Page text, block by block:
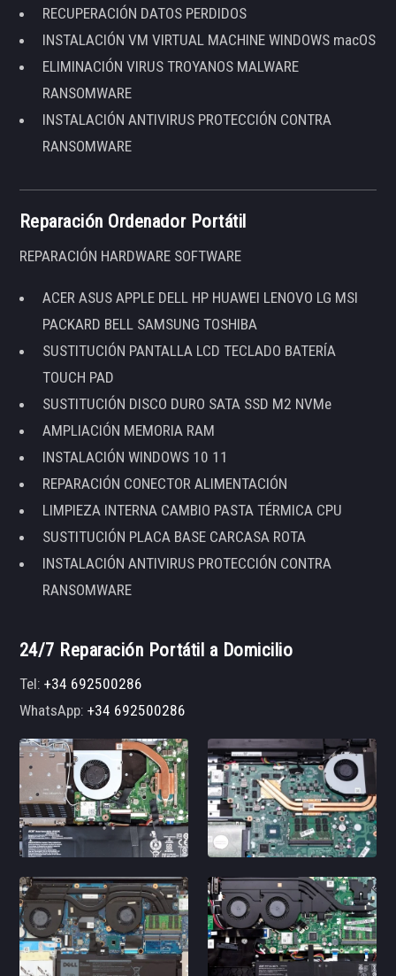
RECUPERACIÓN DATOS PERDIDOS
INSTALACIÓN VM VIRTUAL MACHINE WINDOWS macOS
ELIMINACIÓN VIRUS TROYANOS MALWARE
RANSOMWARE
INSTALACIÓN ANTIVIRUS PROTECCIÓN CONTRA
RANSOMWARE
Reparación Ordenador Portátil
REPARACIÓN HARDWARE SOFTWARE
ACER ASUS APPLE DELL HP HUAWEI LENOVO LG MSI
PACKARD BELL SAMSUNG TOSHIBA
SUSTITUCIÓN PANTALLA LCD TECLADO BATERÍA
TOUCH PAD
SUSTITUCIÓN DISCO DURO SATA SSD M2 NVMe
AMPLIACIÓN MEMORIA RAM
INSTALACIÓN WINDOWS 10 11
REPARACIÓN CONECTOR ALIMENTACIÓN
LIMPIEZA INTERNA CAMBIO PASTA TÉRMICA CPU
SUSTITUCIÓN PLACA BASE CARCASA ROTA
INSTALACIÓN ANTIVIRUS PROTECCIÓN CONTRA
RANSOMWARE
24/7 Reparación Portátil a Domicilio
Tel:+34 692500286
WhatsApp:+34 692500286